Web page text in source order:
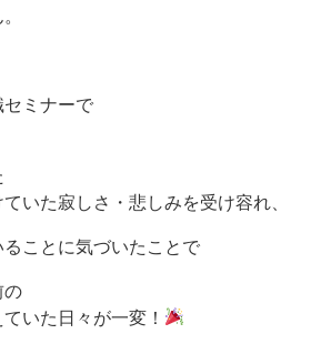
ミナーで
いた寂しさ・悲しみを受け容れ、
ることに気づいたことで
の
いた日々が一変！